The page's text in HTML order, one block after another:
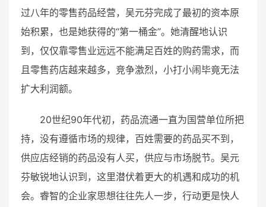
过八年的零售药品经营，吴元芬完成了最初的资本原
始积累，也是她获得的“第一桶金”。她清醒地认识
到，仅仅靠零售业远远不能满足百姓的购药需求，而
且零售药店越来越多，竞争激烈，小打小闹毕竟无法
扩大利润额。
20世纪90年代初，药品流通一直为国营单位所把
持，没有遵循市场的规律，百姓需要的药品买不到，
供应店经销的药品没有人买，供应与市场脱节。吴元
芬敏锐地认识到，这里潜伏着更大的机遇和成功的机
会。睿智的企业家思想往往先人一步，行动更是快人